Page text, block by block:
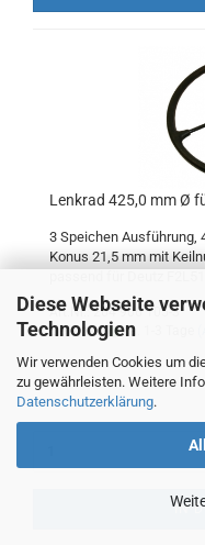
Diese Webseite
Technologien
Wir verwenden Cookies um
zu gewährleisten. Weitere
Datenschutzerklärung.
Lenkrad 425,0 mm Ø
3 Speichen Ausführung,
Konus 21,5 mm mit
Art.Nr.: 264 906 105-3
Lieferzeit:
ca. 1-3 Tage
IN